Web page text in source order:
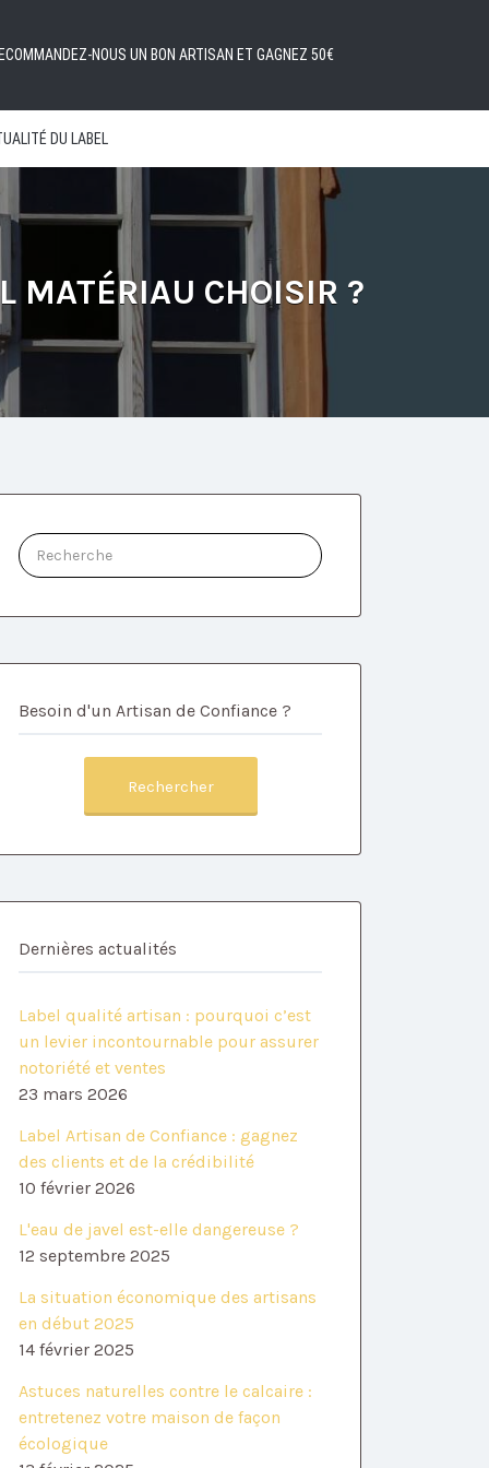
NOUS UN BON ARTISAN ET GAGNEZ 50€
DU LABEL
MATÉRIAU CHOISIR ?
Rechercher:
Besoin d'un Artisan de Confiance ?
Rechercher
Dernières actualités
Label qualité artisan : pourquoi c’est
un levier incontournable pour assurer
notoriété et ventes
23 mars 2026
Label Artisan de Confiance : gagnez
des clients et de la crédibilité
10 février 2026
L'eau de javel est-elle dangereuse ?
12 septembre 2025
La situation économique des artisans
en début 2025
14 février 2025
Astuces naturelles contre le calcaire :
entretenez votre maison de façon
écologique